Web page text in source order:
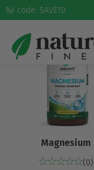
%
le code: SAVE10
Magnesium
(0)